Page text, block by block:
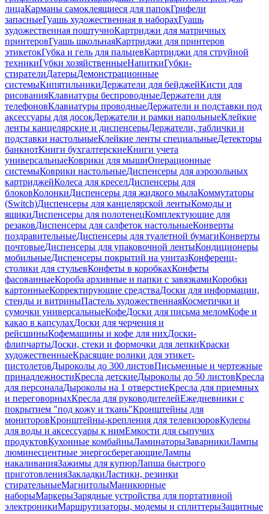
лицаКарманы самоклеящиеся для папокГрифели
запасныеГуашь художественная в наборахГуашь
художественная поштучноКартриджи для матричных
принтеровГуашь школьнаяКартриджи для принтеров
этикетокГубка и гель для пальцевКартриджи для струйной
техникиГубки хозяйственныеНапиткиГубки-
стирателиДатерыДемонстрационные
системыКипятильникиДержатели для бейджейКисти для
рисованияКлавиатуры беспроводныеДержатели для
телефоновКлавиатуры проводныеДержатели и подставки под
аксессуары для досокДержатели и рамки напольныеКлейкие
ленты канцелярские и диспенсерыДержатели, таблички и
подставки настольныеКлейкие ленты специальныеДетекторы
банкнотКниги бухгалтерскиеКниги учета
универсальныеКоврики для мышиОперационные
системыКоврики настольныеДиспенсеры для аэрозольных
картриджейКолеса для креселДиспенсеры для
блоковКолонкиДиспенсеры для жидкого мылаКоммутаторы
(Switch)Диспенсеры для канцелярской лентыКомоды и
ящикиДиспенсеры для полотенецКомплектующие для
резаковДиспенсеры для салфеток настольныеКонверты
поздравительныеДиспенсеры для туалетной бумагиКонверты
почтовыеДиспенсеры для упаковочной лентыКондиционеры
мобильныеДиспенсеры покрытий на унитазКонференц-
столики для стульевКонфеты в коробкахКонфеты
фасованныеКороба архивные и папки с завязкамиКоробки
картонныеКорректирующие средстваДоски для информации,
стенды и витриныПастель художественнаяКосметички и
сумочки универсальныеКофеДоски для письма меломКофе и
какао в капсулахДоски для черчения и
рейсшиныКофемашины и кофе для нихДоски-
флипчартыДоски, стеки и формочки для лепкиКраски
художественныеКрасящие ролики для этикет-
пистолетовДыроколы до 300 листовПисьменные и чертежные
принадлежностиКресла детскиеДыроколы до 50 листовКресла
для персоналаДыроколы на 1 отверстиеКресла для приемных
и переговорныхКресла для руководителейЕжедневники с
покрытием "под кожу и ткань"Кронштейны для
мониторовКронштейны-крепления для телевизоровКулеры
для воды и аксессуары к нимЕмкости для сыпучих
продуктовКухонные комбайныЛаминаторыЗаварникиЛампы
люминесцентные энергосберегающиеЛампы
накаливанияЗажимы для купюрЛапша быстрого
приготовленияЗакладкиЛастики, резинки
стирательныеМагнитолыМаникюрные
наборыМаркерыЗарядные устройства для портативной
электроникиМаршрутизаторы, модемы и сплиттерыЗащитные